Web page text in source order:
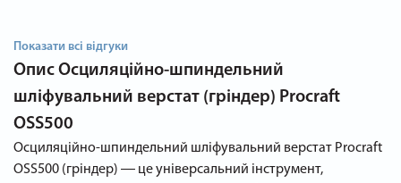
Показати всі відгуки
Опис Осциляційно-шпиндельний
шліфувальний верстат (гріндер) Procraft
OSS500
Осциляційно-шпиндельний шліфувальний верстат Procraft
OSS500 (гріндер) ― це універсальний інструмент,